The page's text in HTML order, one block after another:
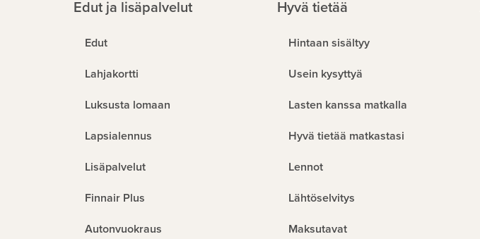
Edut ja lisäpalvelut
Edut
Lahjakortti
Luksusta lomaan
Lapsialennus
Lisäpalvelut
Finnair Plus
Autonvuokraus
Hyvä tietää
Hintaan sisältyy
Usein kysyttyä
Lasten kanssa matkalla
Hyvä tietää matkastasi
Lennot
Lähtöselvitys
Maksutavat